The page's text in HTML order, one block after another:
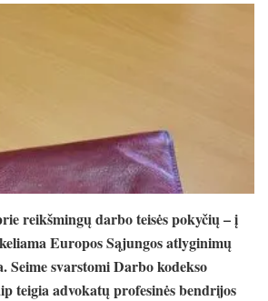
reikšmingų darbo teisės pokyčių – į
Europos Sąjungos atlyginimų
svarstomi Darbo kodekso
teigia advokatų profesinės bendrijos